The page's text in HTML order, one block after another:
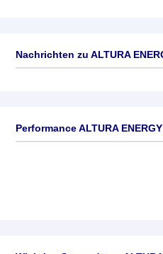
Nachrichten zu ALTURA
Performance ALTURA ENERGY